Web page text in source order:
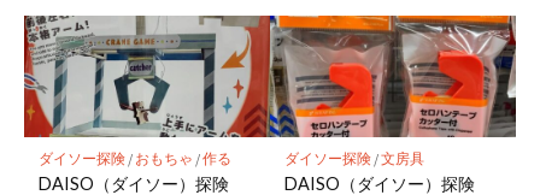
ダイソー探険/ おもちゃ /作る
DAISO（ダイソー）探険
ダイソー探険/文房具
DAISO（ダイソー）探険